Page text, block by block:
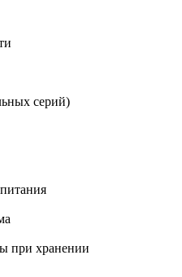
серий)
при хранении